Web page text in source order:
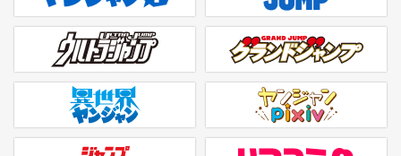
ウルトラジャンプ グランドジャンプ
異世界ヤンジャン ヤンジャンpixiv
ジャンプTOON リマコミ＋